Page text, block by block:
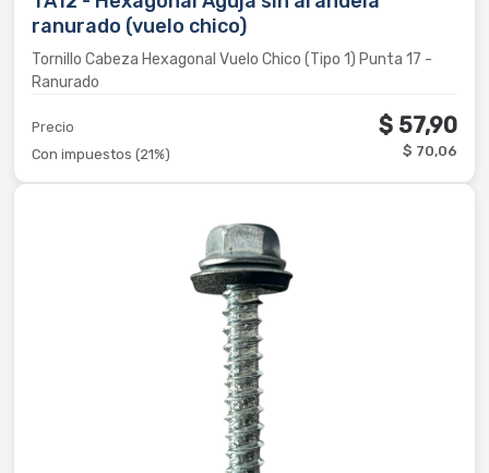
ranurado (vuelo chico)
Tornillo Cabeza Hexagonal Vuelo Chico (Tipo 1) Punta 17 -
Ranurado
Precio $ 57,90
Con impuestos (21%) $ 70,06